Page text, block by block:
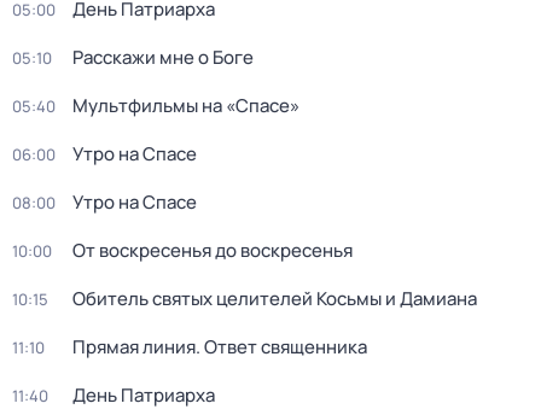
05:00 Дeнь Патриаpха
05:10 Расскажи мне о Боге
05:40 Мультфильмы на «Спасе»
06:00 Утро на Спасе
08:00 Утро на Спасе
10:00 От воскресенья до воскресенья
10:15 Обитель святых целителей Косьмы и Дамиана
11:10 Прямая линия. Ответ священника
11:40 Дeнь Патриаpха